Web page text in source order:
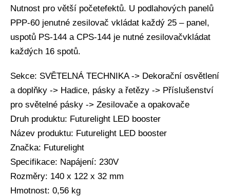
Nutnost pro větší početefektů. U podlahových panelů
PPP-60 jenutné zesilovač vkládat každý 25 – panel,
uspotů PS-144 a CPS-144 je nutné zesilovačvkládat
každých 16 spotů.
Sekce: SVĚTELNÁ TECHNIKA -> Dekorační osvětlení
a doplňky -> Hadice, pásky a řetězy -> Příslušenství
pro světelné pásky -> Zesilovače a opakovače
Druh produktu: Futurelight LED booster
Název produktu: Futurelight LED booster
Značka: Futurelight
Specifikace: Napájení: 230V
Rozměry: 140 x 122 x 32 mm
Hmotnost: 0,56 kg